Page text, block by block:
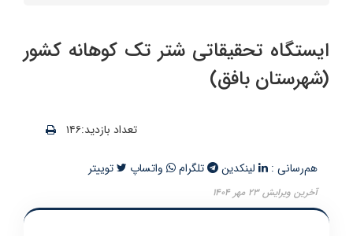
ایستگاه تحقیقاتی شتر تک کوهانه کشور
(شهرستان بافق)
تعداد بازدید:۱۴۶
هم‌رسانی : لینکدین تلگرام واتساپ توییتر
آخرین ویرایش ۲۳ مهر ۱۴۰۴